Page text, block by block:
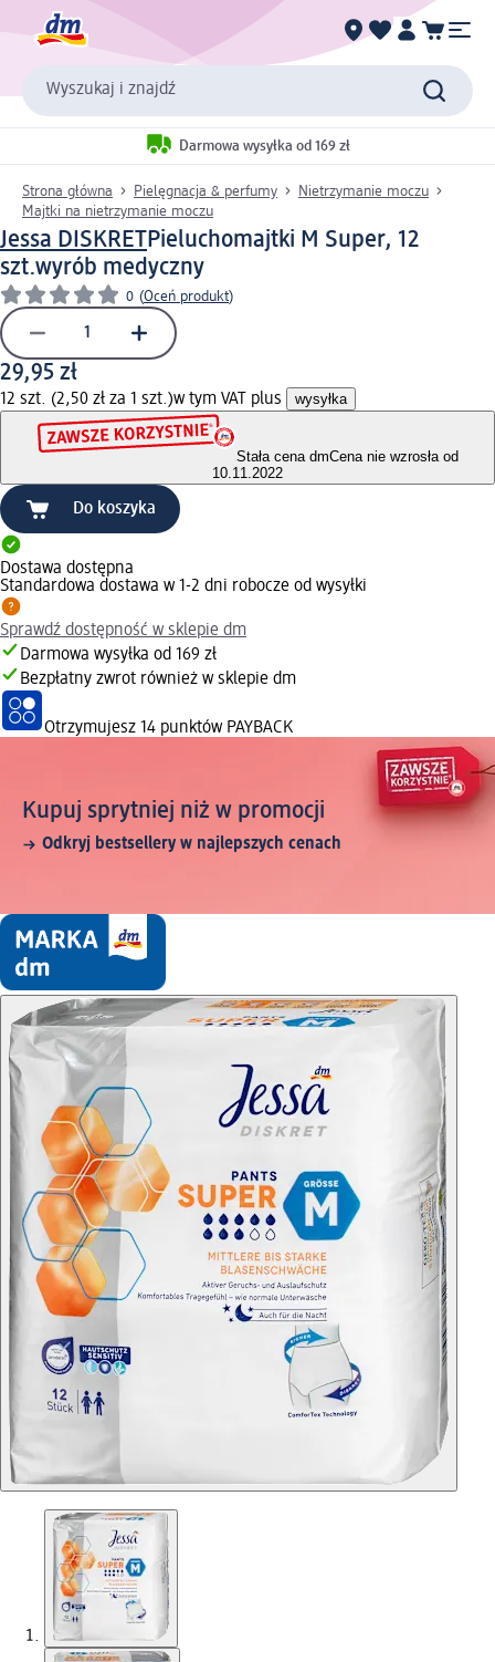
Wyszukaj i znajdź
Darmowa wysyłka od 169 zł
Strona główna Pielęgnacja & perfumy
Nietrzymanie moczu
Majtki na nietrzymanie moczu
Jessa DISKRETPieluchomajtki M Super, 12
szt.wyrób medyczny
0 (Oceń produkt)
29,95 zł
12 szt. (2,50 zł za 1 szt.)w tym VAT plus wysyłka
Stała cena dmCena nie wzrosła od
10.11.2022
Do koszyka
Dostawa dostępna
Standardowa dostawa w 1-2 dni robocze od wysyłki
Sprawdź dostępność w sklepie dm
Darmowa wysyłka od 169 zł
Bezpłatny zwrot również w sklepie dm
Otrzymujesz 14 punktów PAYBACK
Kupuj sprytniej niż w promocji
Odkryj bestsellery w najlepszych cenach